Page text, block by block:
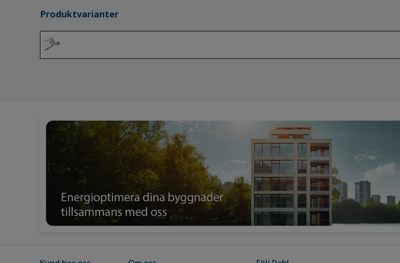
Produktvarianter